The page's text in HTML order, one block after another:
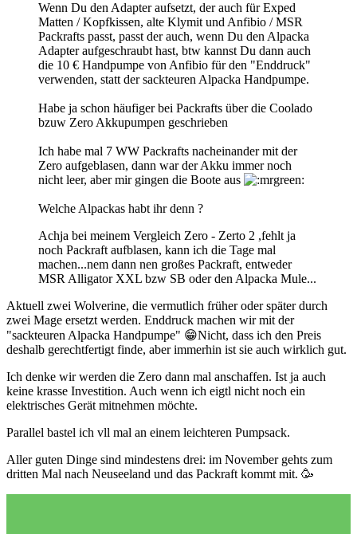
Wenn Du den Adapter aufsetzt, der auch für Exped
Matten / Kopfkissen, alte Klymit und Anfibio / MSR
Packrafts passt, passt der auch, wenn Du den Alpacka
Adapter aufgeschraubt hast, btw kannst Du dann auch
die 10 € Handpumpe von Anfibio für den "Enddruck"
verwenden, statt der sackteuren Alpacka Handpumpe.
Habe ja schon häufiger bei Packrafts über die Coolado
bzuw Zero Akkupumpen geschrieben
Ich habe mal 7 WW Packrafts nacheinander mit der
Zero aufgeblasen, dann war der Akku immer noch
nicht leer, aber mir gingen die Boote aus
Welche Alpackas habt ihr denn ?
Achja bei meinem Vergleich Zero - Zerto 2 ,fehlt ja
noch Packraft aufblasen, kann ich die Tage mal
machen...nem dann nen großes Packraft, entweder
MSR Alligator XXL bzw SB oder den Alpacka Mule...
Aktuell zwei Wolverine, die vermutlich früher oder später durch
zwei Mage ersetzt werden. Enddruck machen wir mit der
"sackteuren Alpacka Handpumpe" 😁Nicht, dass ich den Preis
deshalb gerechtfertigt finde, aber immerhin ist sie auch wirklich gut.
Ich denke wir werden die Zero dann mal anschaffen. Ist ja auch
keine krasse Investition. Auch wenn ich eigtl nicht noch ein
elektrisches Gerät mitnehmen möchte.
Parallel bastel ich vll mal an einem leichteren Pumpsack.
Aller guten Dinge sind mindestens drei: im November gehts zum
dritten Mal nach Neuseeland und das Packraft kommt mit. 🥳